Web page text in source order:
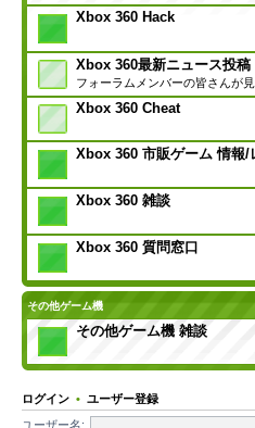
Xbox 360 Hack
Xbox 360最新ニュース投稿
フォーラムメンバーの皆さんが
Xbox 360 Cheat
Xbox 360 市販ゲーム 情報/
Xbox 360 雑談
Xbox 360 質問窓口
その他ゲーム機
その他ゲーム機 雑談
ログイン • ユーザー登録
ユーザー名: